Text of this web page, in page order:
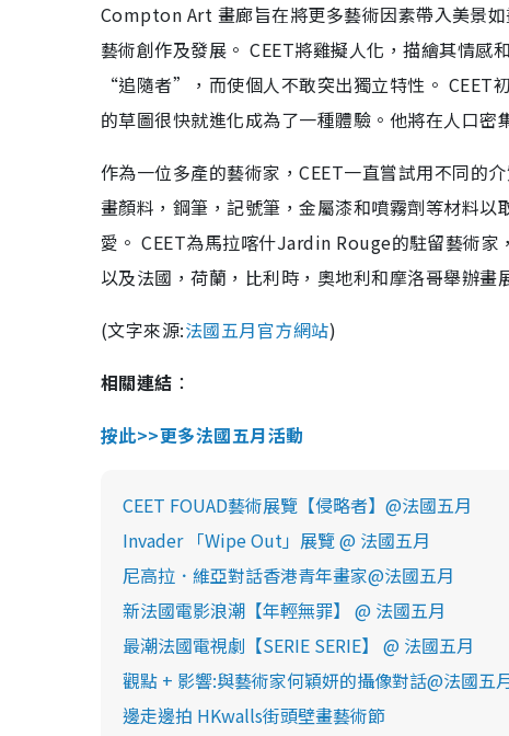
Compton Art 畫廊旨在將更多藝術因素帶入美景
藝術創作及發展。 CEET將雞擬人化，描繪其情
“追隨者”，而使個人不敢突出獨立特性。 CEET
的草圖很快就進化成為了一種體驗。他將在人口
作為一位多產的藝術家，CEET一直嘗試用不同的
畫顏料，鋼筆，記號筆，金屬漆和噴霧劑等材料
愛。 CEET為馬拉喀什Jardin Rouge的駐留藝術
以及法國，荷蘭，比利時，奧地利和摩洛哥舉辦
(文字來源:法國五月官方網站)
相關連結 ：
按此>>更多法國五月活動
CEET FOUAD藝術展覽【侵略者】@法國五月
Invader 「Wipe Out」展覽 @ 法國五月
尼高拉．維亞對話香港青年畫家@法國五月
新法國電影浪潮【年輕無罪】 @ 法國五月
最潮法國電視劇【SERIE SERIE】 @ 法國五月
觀點 + 影響:與藝術家何穎妍的攝像對話@法國五
邊走邊拍 HKwalls街頭壁畫藝術節